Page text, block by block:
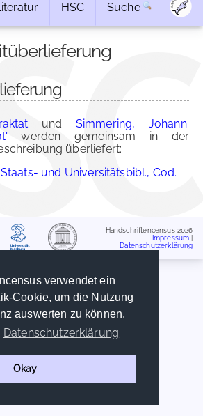
verwendet ein
Cookie, um die Nutzung
auswerten zu können.
Datenschutzerklärung
Okay
HSC Suche
und Simmering, Johann:
werden gemeinsam in der
überliefert:
und Universitätsbibl., Cod.
Handschriftencensus 2026
Impressum
Datenschutzerklärung